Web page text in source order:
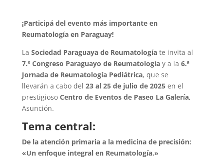
¡Participá del evento más importante en
Reumatología en Paraguay!
La Sociedad Paraguaya de Reumatologíate invita al
7.º Congreso Paraguayo de Reumatologíay a la 6.ª
Jornada de Reumatología Pediátrica, que se
llevarán a cabo del 23 al 25 de julio de 2025en el
prestigioso Centro de Eventos de Paseo La Galería,
Asunción.
Tema central:
De la atención primaria a la medicina de precisión:
«Un enfoque integral en Reumatología.»